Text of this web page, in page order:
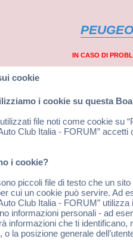
IN CASO DI
cookie
i cookie su questa
file noti come cookie su
Club Italia - FORUM”
i cookie?
piccoli file di testo che un
cui un cookie può servire. Ad
Club Italia - FORUM”
informazioni personali - ad
informazioni che ti
o la posizione generale